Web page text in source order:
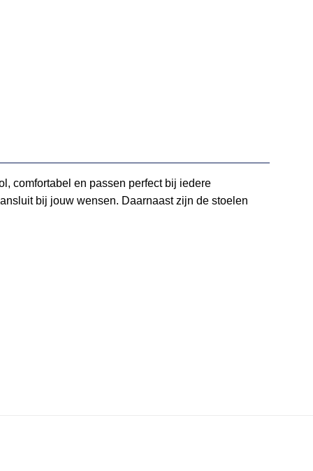
comfortabel en passen perfect bij iedere
bij jouw wensen. Daarnaast zijn de stoelen